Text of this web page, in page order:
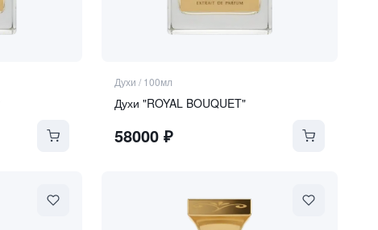
Духи / 100мл
Духи "ROYAL BOUQUET"
58000 ₽